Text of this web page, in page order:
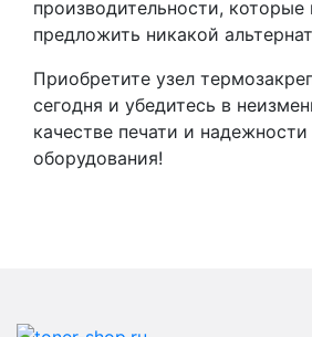
производительности,
предложить никакой
Приобретите узел
сегодня и убедитесь в
качестве печати и
оборудования!